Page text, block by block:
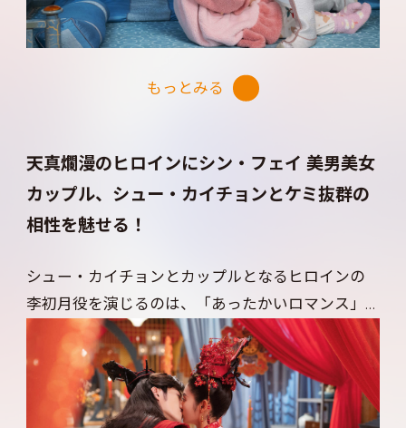
のことでいっぱいに。その想いは走り出したら止
まらない！ 時空を超えて現代にやってきてから
は、慣れない生活に悪戦苦闘。初月と彼女の憧れ
の上司との関係にやきもちを焼いて、仕事場にまで
たけの景昭が繰り広げる、お姫様抱っこや大胆な
けつける包容力抜群の優しさと強さに、トキメキが
止まらない！ シュー・カイチョンのクール＆キ
心を射抜かれること間違いなし！
もっとみる
天真爛漫のヒロインにシン・フェイ 美男美女
カップル、シュー・カイチョンとケミ抜群の
相性を魅せる！
シュー・カイチョンとカップルとなるヒロインの
李初月役を演じるのは、「あったかいロマンス」
「溺愛ロマンス～初恋、やり直します！～」をは
じめ、「月照らす、君を想ふ」「覆流年 復讐の王
妃と絶えざる愛」、そしてアレン・レンとの共演
作「烈焰（原題）」など、数々の話題作で主演し、